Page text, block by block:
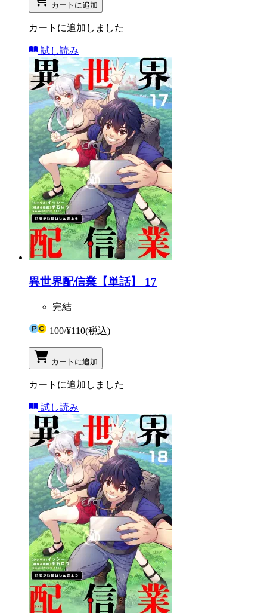
カートに追加
カートに追加しました
試し読み
異世界配信業【単話】 17
完結
100/¥110(税込)
カートに追加
カートに追加しました
試し読み